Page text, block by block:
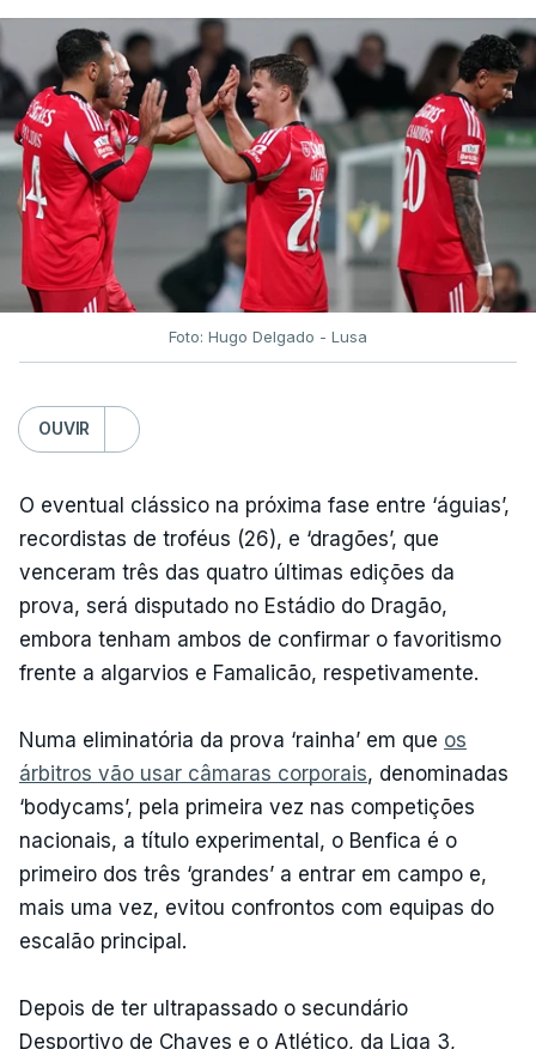
Foto: Hugo Delgado - Lusa
OUVIR
O eventual clássico na próxima fase entre ‘águias’,
recordistas de troféus (26), e ‘dragões’, que
venceram três das quatro últimas edições da
prova, será disputado no Estádio do Dragão,
embora tenham ambos de confirmar o favoritismo
frente a algarvios e Famalicão, respetivamente.
Numa eliminatória da prova ‘rainha’ em que os
árbitros vão usar câmaras corporais, denominadas
‘bodycams’, pela primeira vez nas competições
nacionais, a título experimental, o Benfica é o
primeiro dos três ‘grandes’ a entrar em campo e,
mais uma vez, evitou confrontos com equipas do
escalão principal.
Depois de ter ultrapassado o secundário
Desportivo de Chaves e o Atlético, da Liga 3,